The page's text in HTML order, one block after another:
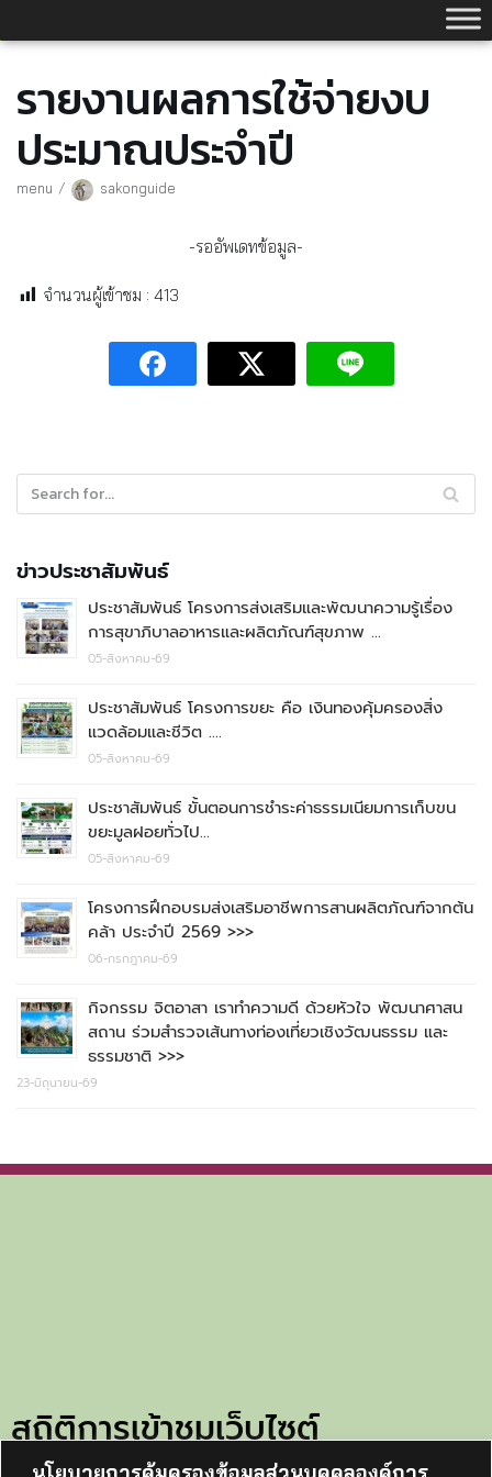
นโยบายการคุ้มครองข้อมูลส่วนบุคคลองค์การ
to
รายงานผลการใช้จ่ายงบ
ประมาณประจำปี
menu sakonguide
-รออัพเดทข้อมูล-
จำนวนผู้เข้าชม : 413
ข่าวประชาสัมพันธ์
ประชาสัมพันธ์ โครงการส่งเสริมและพัฒนาความรู้เรื่อง
การสุขาภิบาลอาหารและผลิตภัณฑ์สุขภาพ …
05-สิงหาคม-69
ประชาสัมพันธ์ โครงการขยะ คือ เงินทองคุ้มครองสิ่ง
แวดล้อมและชีวิต ….
05-สิงหาคม-69
ประชาสัมพันธ์ ขั้นตอนการชำระค่าธรรมเนียมการเก็บขน
ขยะมูลฝอยทั่วไป…
05-สิงหาคม-69
โครงการฝึกอบรมส่งเสริมอาชีพการสานผลิตภัณฑ์จากต้น
คล้า ประจำปี 2569 >>>
06-กรกฎาคม-69
กิจกรรม จิตอาสา เราทำความดี ด้วยหัวใจ พัฒนาศาสน
สถาน ร่วมสำรวจเส้นทางท่องเที่ยวเชิงวัฒนธรรม และ
ธรรมชาติ >>>
23-มิถุนายน-69
สถิติการเข้าชมเว็บไซต์